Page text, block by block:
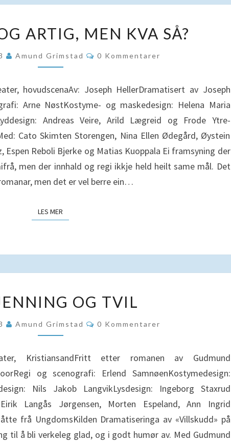
ARTIG,
MEN
ARTIG, MEN KVA SÅ?
Amund Grimstad Kommentarer
0 Kommentarer
hovudscenaAv: Joseph HellerDramatisert av Joseph
Arne NøstKostyme- og maskedesign: Helena Maria
Andreas Veire, Arild Lægreid og Frode Ytre-
Cato Skimten Storengen, Nina Ellen Ødegård, Øystein
Espen Reboli Bjerke og Matias Kuoppala Ei framsyning der
men der innhald og regi ikkje held heilt same mål. Det
men det er vel berre ein…
LES MER
OG
TVIL
OG TVIL
Amund Grimstad Kommentarer
0 Kommentarer
KristiansandFritt etter romanen av Gudmund
og scenografi: Erlend SamnøenKostymedesign:
Nils Jakob LangvikLysdesign: Ingeborg Staxrud
Langås Jørgensen, Morten Espeland, Ann Ingrid
frå UngdomsKilden Dramatiseringa av «Villskudd» på
til å bli verkeleg glad, og i godt humør av. Med Gudmund